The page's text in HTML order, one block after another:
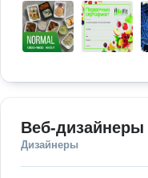
Веб-дизайнеры
Дизайнеры